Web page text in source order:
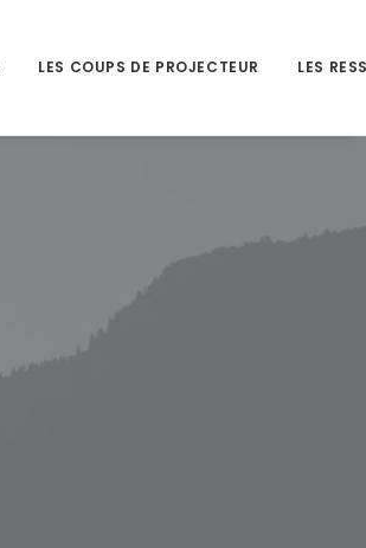
LES COUPS DE PROJECTEUR LES